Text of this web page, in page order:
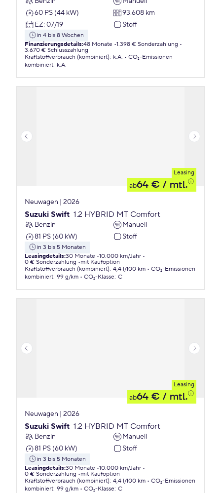
60 PS (44 kW)
93.608 km
EZ: 07/19 Stoff
in 4 bis 8 Wochen
Finanzierungsdetails:48 Monate 1.398 € Sonderzahlung
3.670 € Schlusszahlung
Kraftstoffverbrauch (kombiniert): k.A.
CO₂-Emissionen
kombiniert: k.A.
Leasing
ab64 € / mtl.
Neuwagen | 2026
Suzuki Swift 1.2 HYBRID MT Comfort
Benzin
Manuell
81 PS (60 kW)
Stoff
in 3 bis 5 Monaten
Leasingdetails:30 Monate 10.000 km/Jahr
0 € Sonderzahlung
mit Kaufoption
Kraftstoffverbrauch (kombiniert): 4,4 l/100 km
CO₂-Emissionen
kombiniert: 99 g/km CO₂-Klasse: C
Leasing
ab64 € / mtl.
Neuwagen | 2026
Suzuki Swift 1.2 HYBRID MT Comfort
Benzin
Manuell
81 PS (60 kW)
Stoff
in 3 bis 5 Monaten
Leasingdetails:30 Monate 10.000 km/Jahr
0 € Sonderzahlung
mit Kaufoption
Kraftstoffverbrauch (kombiniert): 4,4 l/100 km
CO₂-Emissionen
kombiniert: 99 g/km CO₂-Klasse: C